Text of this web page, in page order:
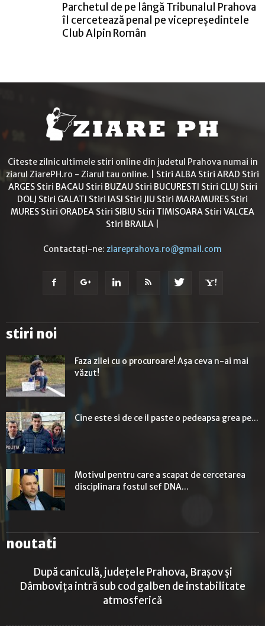
Parchetul de pe lângă Tribunalul Prahova
îl cercetează penal pe vicepreședintele
Club Alpin Român
Citeste zilnic ultimele stiri online din judetul Prahova numai in
ziarul ZiarePH.ro - Ziarul tau online. | Stiri ALBA Stiri ARAD Stiri
ARGES Stiri BACAU Stiri BUZAU Stiri BUCURESTI Stiri CLUJ Stiri
DOLJ Stiri GALATI Stiri IASI Stiri JIU Stiri MARAMURES Stiri
MURES Stiri ORADEA Stiri SIBIU Stiri TIMISOARA Stiri VALCEA
Stiri BRAILA
Contactați-ne: ziareprahova.ro@gmail.com
stiri noi
Faza zilei cu o procuroare! Așa ceva n-ai mai
văzut!
Cine este si de ce il paste o pedeapsa grea pe...
Motivul pentru care a scapat de cercetarea
disciplinara fostul sef DNA...
noutati
După caniculă, județele Prahova, Brașov și
Dâmbovița intră sub cod galben de instabilitate
atmosferică